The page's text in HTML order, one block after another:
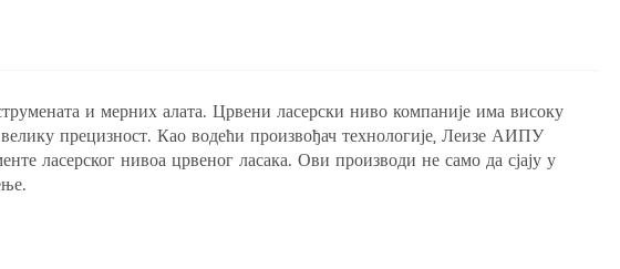
и мерних алата. Црвени ласерски ниво компаније има високу
прецизност. Као водећи произвођач технологије, Леизе АИПУ
ласерског нивоа црвеног ласака. Ови производи не само да сјају у